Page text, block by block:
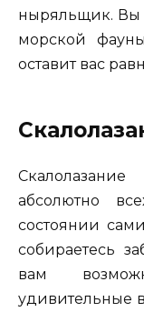
ныряльщик. Вы
морской
оставит вас
абсолютно
состоянии
собираетесь
вам
удивительные